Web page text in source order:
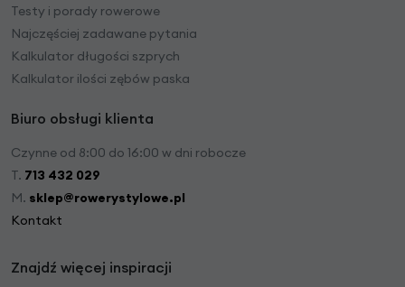
Testy i porady rowerowe
Najczęściej zadawane pytania
Kalkulator długości szprych
Kalkulator ilości zębów paska
Biuro obsługi klienta
Czynne od 8:00 do 16:00 w dni robocze
T. 713 432 029
M. sklep@rowerystylowe.pl
Kontakt
Znajdź więcej inspiracji